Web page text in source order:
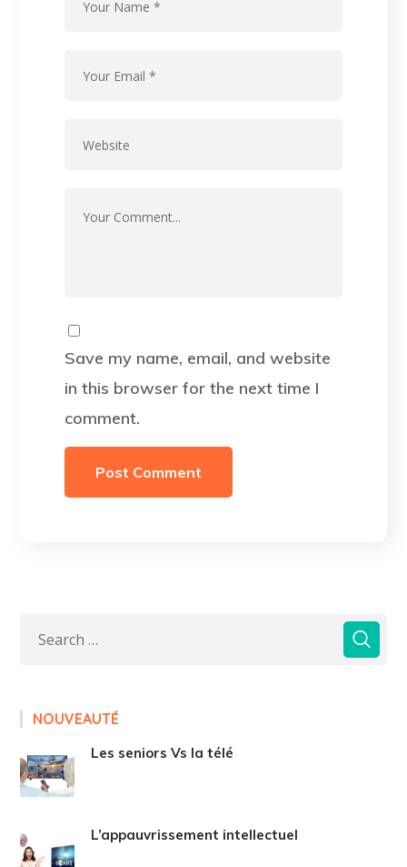
Save my name, email, and website
in this browser for the next time I
comment.
NOUVEAUTÉ
Les seniors Vs la télé
L’appauvrissement intellectuel